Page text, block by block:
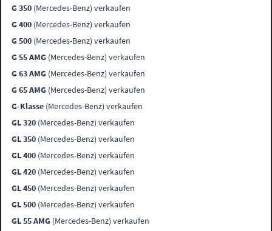
G 350 (Mercedes-Benz) verkaufen
G 400 (Mercedes-Benz) verkaufen
G 500 (Mercedes-Benz) verkaufen
G 55 AMG (Mercedes-Benz) verkaufen
G 63 AMG (Mercedes-Benz) verkaufen
G 65 AMG (Mercedes-Benz) verkaufen
G-Klasse (Mercedes-Benz) verkaufen
GL 320 (Mercedes-Benz) verkaufen
GL 350 (Mercedes-Benz) verkaufen
GL 400 (Mercedes-Benz) verkaufen
GL 420 (Mercedes-Benz) verkaufen
GL 450 (Mercedes-Benz) verkaufen
GL 500 (Mercedes-Benz) verkaufen
GL 55 AMG (Mercedes-Benz) verkaufen